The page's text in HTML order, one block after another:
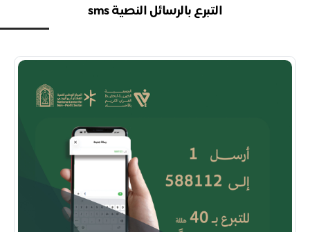
التبرع بالرسائل النصية sms